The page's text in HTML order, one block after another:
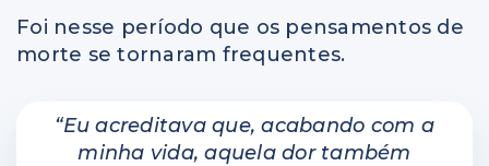
Foi nesse período que os pensamentos de
morte se tornaram frequentes.
“Eu acreditava que, acabando com a
minha vida, aquela dor também